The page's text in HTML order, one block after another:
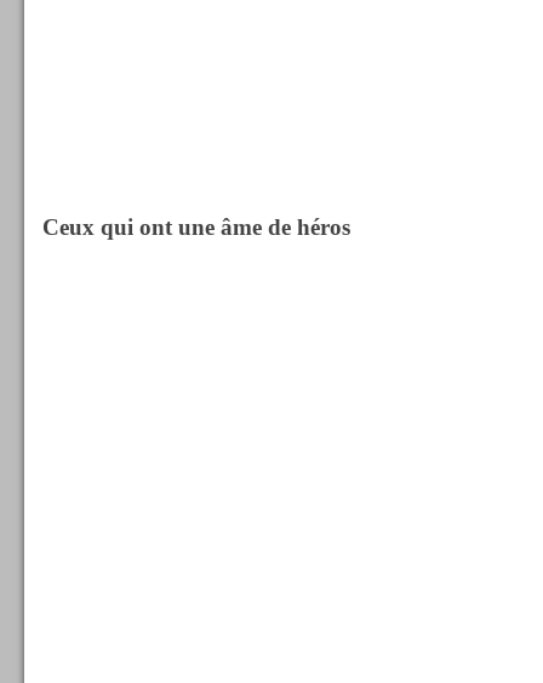
Ceux qui ont une âme de héros